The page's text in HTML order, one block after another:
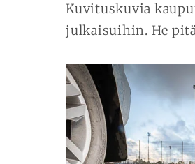
Kuvituskuvia
julkaisuihin. He